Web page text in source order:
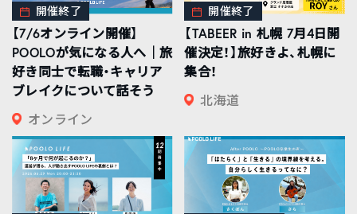
開催終了
【7/6オンライン開催】
POOLOが気になる人へ｜旅
好き同士で転職・キャリア
ブレイクについて話そう
オンライン
開催終了
【TABEER in 札幌 7月4日開
催決定！】旅好きよ、札幌に
集合！
北海道